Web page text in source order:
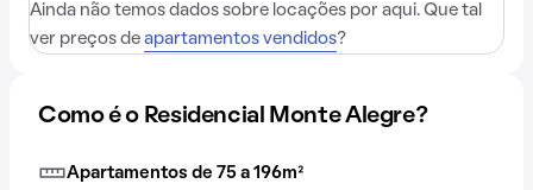
Ainda não temos dados sobre locações por aqui. Que tal
ver preços de apartamentos vendidos?
Como é o Residencial Monte Alegre?
Apartamentos de 75 a 196m²